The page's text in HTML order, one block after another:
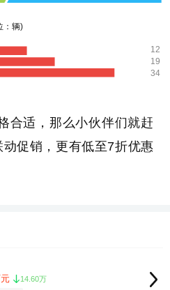
：辆)
12
19
34
合适，那么小伙伴们就赶
促销，更有低至7折优惠
14.60万